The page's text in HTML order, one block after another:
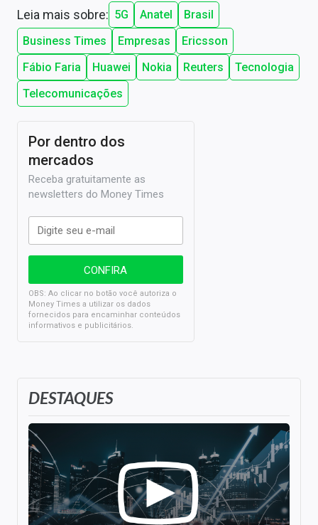
Leia mais sobre: 5G Anatel
Brasil
Business Times
Empresas
Ericsson
Fábio Faria
Huawei Nokia Reuters
Tecnologia
Telecomunicações
DESTAQUES
Por dentro dos
mercados
Receba gratuitamente as
newsletters do Money Times
OBS: Ao clicar no botão você autoriza o
Money Times a utilizar os dados
fornecidos para encaminhar conteúdos
informativos e publicitários.